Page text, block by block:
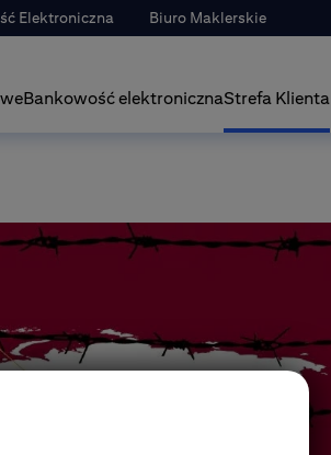
Elektroniczna Biuro Maklerskie
Bankowość elektronicznaStrefa Klienta